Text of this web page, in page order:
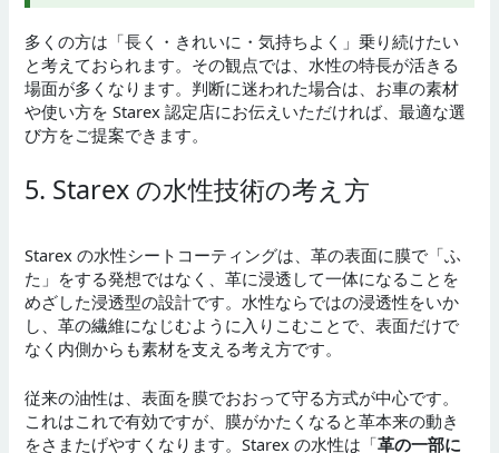
多くの方は「長く・きれいに・気持ちよく」乗り続けたい
と考えておられます。その観点では、水性の特長が活きる
場面が多くなります。判断に迷われた場合は、お車の素材
や使い方を Starex 認定店にお伝えいただければ、最適な選
び方をご提案できます。
5. Starex の水性技術の考え方
Starex の水性シートコーティングは、革の表面に膜で「ふ
た」をする発想ではなく、革に浸透して一体になることを
めざした浸透型の設計です。水性ならではの浸透性をいか
し、革の繊維になじむように入りこむことで、表面だけで
なく内側からも素材を支える考え方です。
従来の油性は、表面を膜でおおって守る方式が中心です。
これはこれで有効ですが、膜がかたくなると革本来の動き
をさまたげやすくなります。Starex の水性は「革の一部に